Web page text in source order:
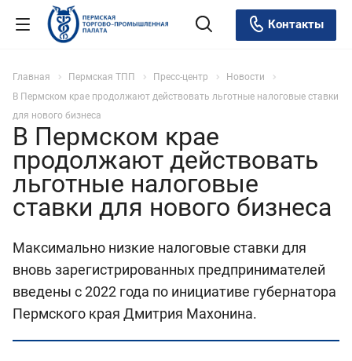
Контакты
Главная Пермская ТПП Пресс-центр
Новости
В Пермском крае продолжают действовать льготные налоговые ставки
для нового бизнеса
В Пермском крае
продолжают действовать
льготные налоговые
ставки для нового бизнеса
Максимально низкие налоговые ставки для
вновь зарегистрированных предпринимателей
введены с 2022 года по инициативе губернатора
Пермского края Дмитрия Махонина.